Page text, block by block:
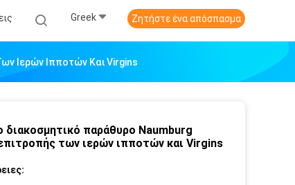
Greek Ζητήστε ένα απόσπασμα
Ιερών Ιπποτών Και Virgins
διακοσμητικό παράθυρο Naumburg
των ιερών ιπποτών και Virgins